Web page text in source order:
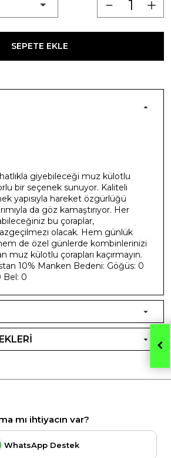
SEPETE EKLE
giyebileceği muz külotlu
bir seçenek sunuyor. Kaliteli
yapısıyla hareket özgürlüğü
da göz kamaştırıyor. Her
bu çoraplar,
olacak. Hem günlük
de özel günlerde kombinlerinizi
muz külotlu çorapları kaçırmayın.
10% Manken Bedeni: Göğüs: 0
Bel: 0
mı ihtiyacın var?
WhatsApp Destek